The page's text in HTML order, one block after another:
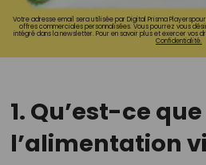
Votre adresse email sera utilisée par Digital Prisma
offres commerciales personnalisées. Vous pourrez vous
intégré dans la newsletter. Pour en savoir plus et exercer vos
Confidentialité.
1. Qu’est-ce que
l’alimentation